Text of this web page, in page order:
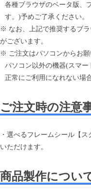
各種ブラウザのベータ版、
す。)予めご了承ください。
※ なお、上記で推奨するブ
がございます。
※ ご注文はパソコンからお願
パソコン以外の機器(スマ
正常にご利用になれない場
ご注文時の注意
・選べるフレームシール【
いただけます。
商品製作につい